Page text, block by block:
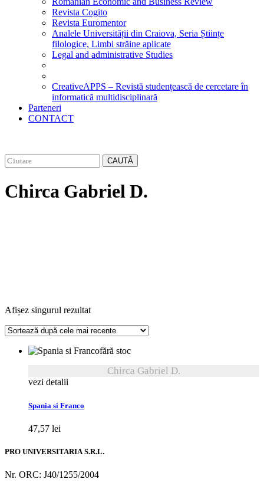
Revista Cogito
Revista Euromentor
Analele Universității din Craiova, Seria Științe
filologice, Limbi străine aplicate
Legal and administrative Studies
CreativeAPPS – Revistă studențească de cercetare în
informatică multidisciplinară
Parteneri
CONTACT
CAUTĂ
Chirca Gabriel D.
Afișez singurul rezultat
fără stoc
Chirca Gabriel D.
vezi detalii
Spania si Franco
47,57 lei
PRO UNIVERSITARIA S.R.L.
Nr. ORC: J40/1255/2004